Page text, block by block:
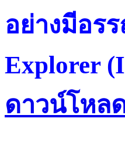
อย่างมีอร
Explorer
ดาวน์โหล